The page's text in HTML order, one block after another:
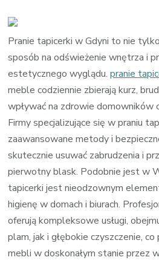
w
Pranie tapicerki w Gdyni to nie
sposób na odświeżenie wnętrza i
estetycznego wyglądu.pranie
meble codziennie zbierają kurz,
wpływać na zdrowie domowników
Firmy specjalizujące się w praniu
zaawansowane metody i
skutecznie usuwać zabrudzenia i
pierwotny blask. Podobnie jest w
tapicerki jest nieodzownym
higienę w domach i biurach.
oferują kompleksowe usługi,
plam, jak i głębokie czyszczenie,
mebli w doskonałym stanie przez